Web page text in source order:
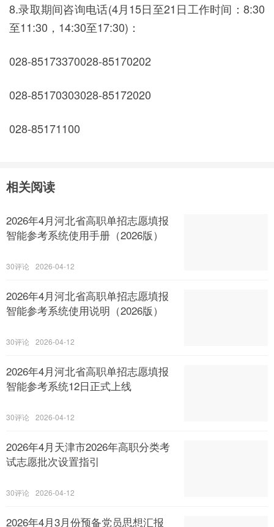
8.录取期间咨询电话(4月15日至21日工作时间：8:30
至11:30，14:30至17:30)：
028-85173370028-85170202
028-85170303028-85172020
028-85171100
相关阅读
2026年4月河北省高职单招志愿填报
智能参考系统使用手册（2026版）
30 2026-04-12
2026年4月河北省高职单招志愿填报
智能参考系统使用说明（2026版）
30 2026-04-12
2026年4月河北省高职单招志愿填报
智能参考系统12日正式上线
30 2026-04-12
2026年4月天津市2026年高职分类考
试志愿批次设置指引
30 2026-04-12
2026年4月3月份预备党员思想汇报